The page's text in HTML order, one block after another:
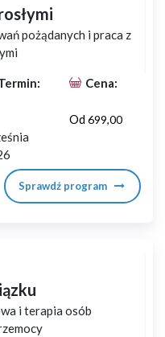
pożądanych i praca z
Cena:
Od699,00
Sprawdź program
i terapia osób